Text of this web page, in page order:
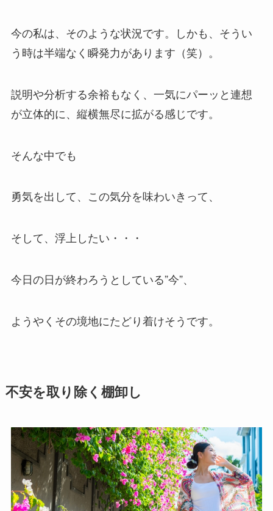
今の私は、そのような状況です。しかも、そうい
う時は半端なく瞬発力があります（笑）。
説明や分析する余裕もなく、一気にパーッと連想
が立体的に、縦横無尽に拡がる感じです。
そんな中でも
勇気を出して、この気分を味わいきって、
そして、浮上したい・・・
今日の日が終わろうとしている”今”、
ようやくその境地にたどり着けそうです。
不安を取り除く棚卸し